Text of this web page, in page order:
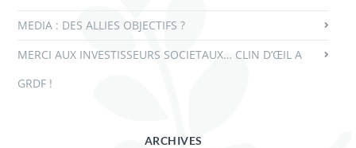
MEDIA : DES ALLIES OBJECTIFS ?
MERCI AUX INVESTISSEURS SOCIETAUX… CLIN D’ŒIL A
GRDF !
ARCHIVES